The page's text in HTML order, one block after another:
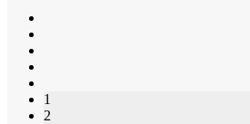
1
2